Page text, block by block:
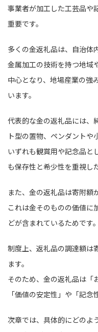
事業者が加工した工芸品や
重要です。
多くの金返礼品は、自治体
金属加工の技術を持つ地域
中心となり、地場産業の強
います。
代表的な金の返礼品には、
ト型の置物、ペンダントや
いずれも観賞用や記念品と
も保存性と希少性を重視し
また、金の返礼品は寄附額
これは金そのものの価値に
どが含まれているためです。
制度上、返礼品の調達額は
ます。
そのため、金の返礼品は「
「価値の安定性」や「記念
次章では、具体的にどのよ